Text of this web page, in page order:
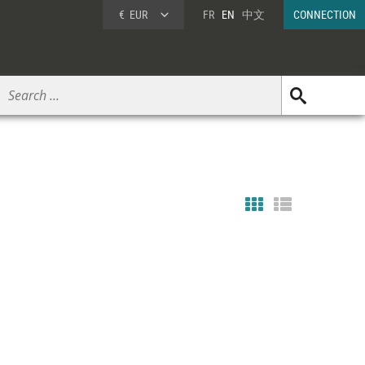
€ EUR FR EN 中文 CONNECTION